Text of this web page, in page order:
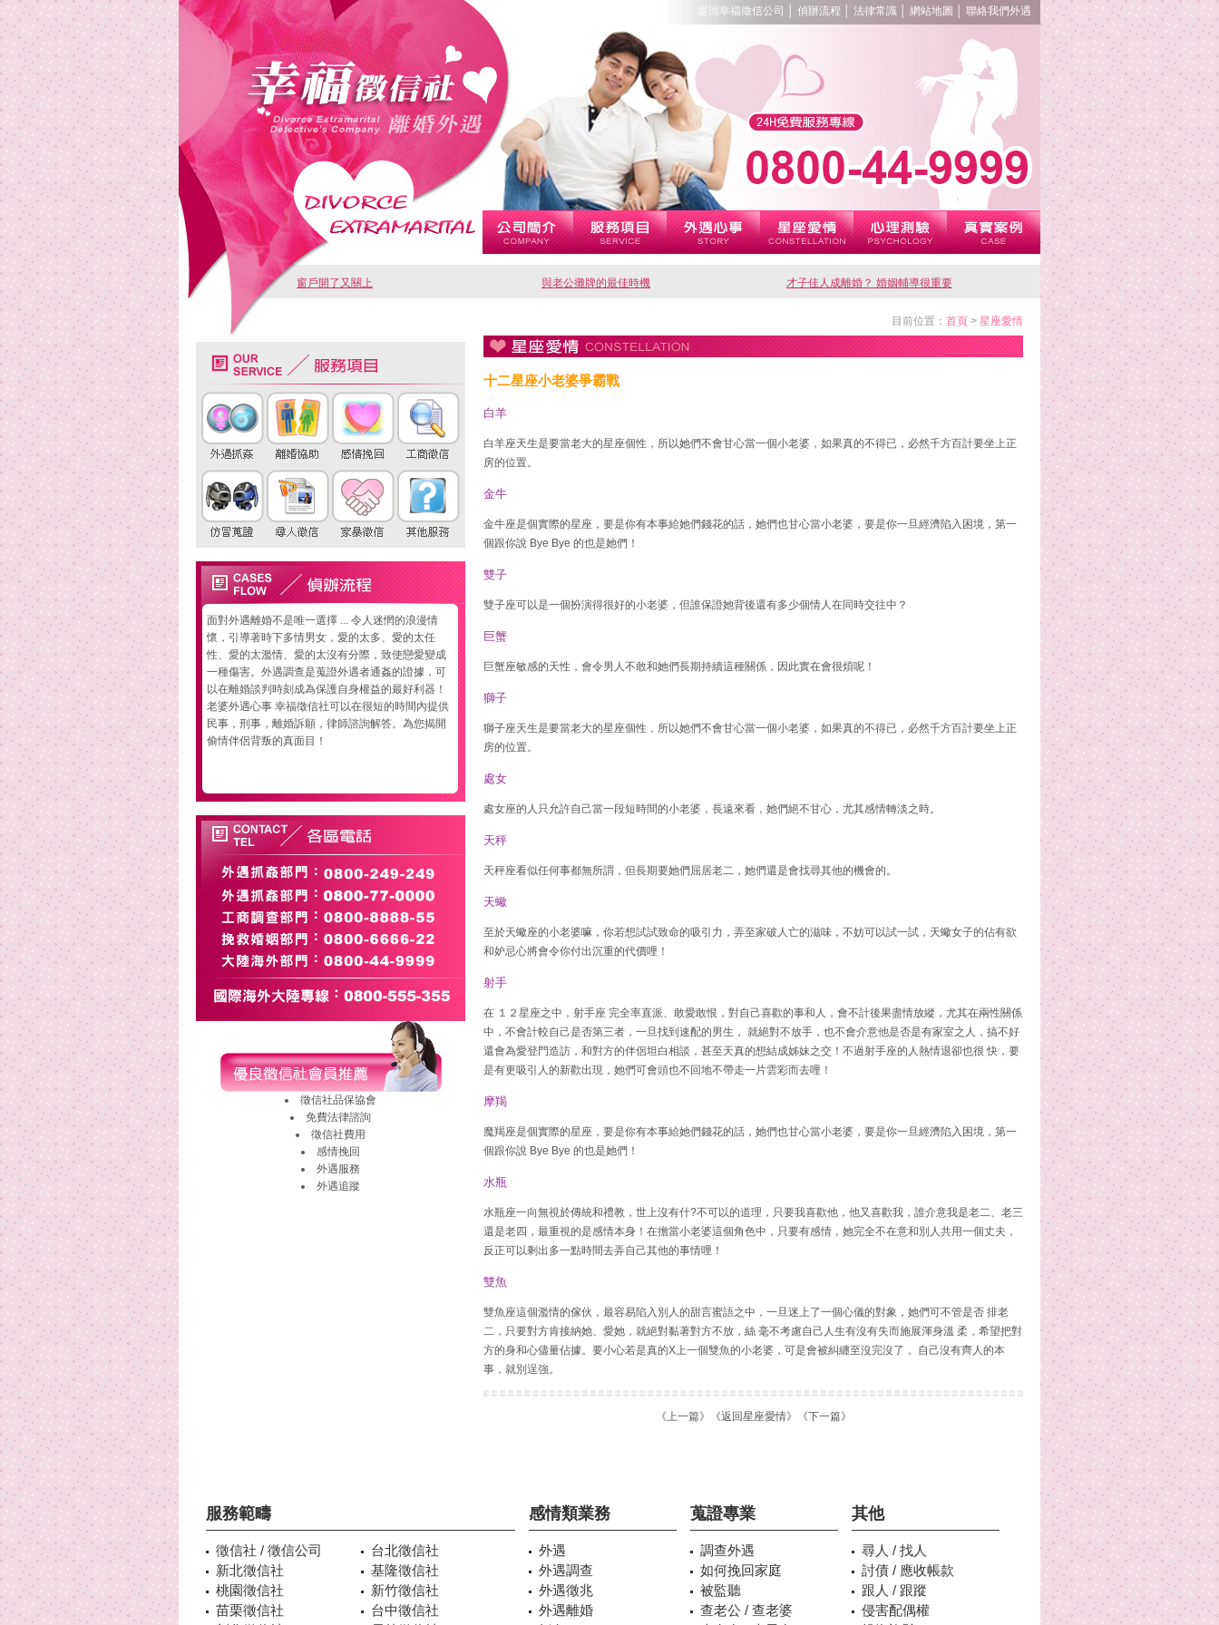
返回幸福徵信公司 偵辦流程 法律常識 網站地圖 聯絡我們外遇
窗戶開了又關上 與老公攤牌的最佳時機 才子佳人成離婚？ 婚姻輔導很重要
目前位置： 首頁 > 星座愛情
十二星座小老婆爭霸戰
白羊
白羊座天生是要當老大的星座個性，所以她們不會甘心當一個小老婆，如果真的不得已，必然千方百計要坐上正
房的位置。
金牛
金牛座是個實際的星座，要是你有本事給她們錢花的話，她們也甘心當小老婆，要是你一旦經濟陷入困境，第一
個跟你說 Bye Bye 的也是她們！
雙子
雙子座可以是一個扮演得很好的小老婆，但誰保證她背後還有多少個情人在同時交往中？
巨蟹
巨蟹座敏感的天性，會令男人不敢和她們長期持續這種關係，因此實在會很煩呢！
獅子
獅子座天生是要當老大的星座個性，所以她們不會甘心當一個小老婆，如果真的不得已，必然千方百計要坐上正
房的位置。
處女
處女座的人只允許自己當一段短時間的小老婆，長遠來看，她們絕不甘心，尤其感情轉淡之時。
天秤
天秤座看似任何事都無所謂，但長期要她們屈居老二，她們還是會找尋其他的機會的。
天蠍
至於天蠍座的小老婆嘛，你若想試試致命的吸引力，弄至家破人亡的滋味，不妨可以試一試，天蠍女子的佔有欲
和妒忌心將會令你付出沉重的代價哩！
射手
在 １２星座之中，射手座 完全率直派、敢愛敢恨，對自己喜歡的事和人，會不計後果盡情放縱，尤其在兩性關係
中，不會計較自己是否第三者，一旦找到速配的男生， 就絕對不放手，也不會介意他是否是有家室之人，搞不好
還會為愛登門造訪，和對方的伴侶坦白相談，甚至天真的想結成姊妹之交！不過射手座的人熱情退卻也很 快，要
是有更吸引人的新歡出現，她們可會頭也不回地不帶走一片雲彩而去哩！
摩羯
魔羯座是個實際的星座，要是你有本事給她們錢花的話，她們也甘心當小老婆，要是你一旦經濟陷入困境，第一
個跟你說 Bye Bye 的也是她們！
水瓶
水瓶座一向無視於傳統和禮教，世上沒有什?不可以的道理，只要我喜歡他，他又喜歡我，誰介意我是老二、老三
還是老四，最重視的是感情本身！在擔當小老婆這個角色中，只要有感情，她完全不在意和別人共用一個丈夫，
反正可以剩出多一點時間去弄自己其他的事情哩！
雙魚
雙魚座這個濫情的傢伙，最容易陷入別人的甜言蜜語之中，一旦迷上了一個心儀的對象，她們可不管是否 排老
二，只要對方肯接納她、愛她，就絕對黏著對方不放，絲 毫不考慮自己人生有沒有失而施展渾身溫 柔，希望把對
方的身和心儘量佔據。要小心若是真的X上一個雙魚的小老婆，可是會被糾纏至沒完沒了， 自己沒有齊人的本
事，就別逞強。
《上一篇》 《返回星座愛情》 《下一篇》
面對外遇離婚不是唯一選擇 ... 令人迷惘的浪漫情
懷，引導著時下多情男女，愛的太多、愛的太任
性、愛的太濫情、愛的太沒有分際，致使戀愛變成
一種傷害。外遇調查是蒐證外遇者通姦的證據，可
以在離婚談判時刻成為保護自身權益的最好利器！
老婆外遇心事 幸福徵信社可以在很短的時間內提供
民事，刑事，離婚訴願，律師諮詢解答。為您揭開
偷情伴侶背叛的真面目！
徵信社品保協會
免費法律諮詢
徵信社費用
感情挽回
外遇服務
外遇追蹤
服務範疇
徵信社 / 徵信公司
台北徵信社
新北徵信社
基隆徵信社
桃園徵信社
新竹徵信社
苗栗徵信社
台中徵信社
感情類業務
外遇
外遇調查
外遇徵兆
外遇離婚
蒐證專業
調查外遇
如何挽回家庭
被監聽
查老公 / 查老婆
其他
尋人 / 找人
討債 / 應收帳款
跟人 / 跟蹤
侵害配偶權